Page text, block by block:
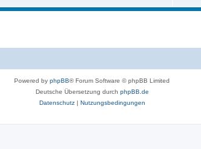
Powered by phpBB® Forum Software © phpBB Limited
Deutsche Übersetzung durch phpBB.de
Datenschutz| Nutzungsbedingungen